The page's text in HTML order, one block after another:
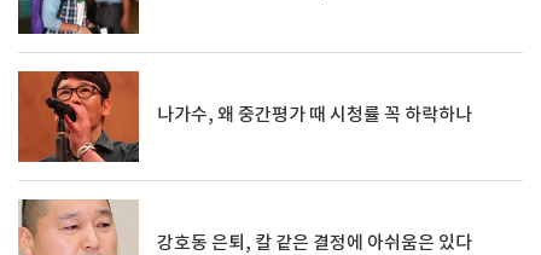
나가수, 왜 중간평가 때 시청률 꼭 하락하나
강호동 은퇴, 칼 같은 결정에 아쉬움은 있다